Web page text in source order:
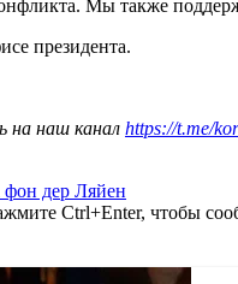
Мы также
президента.
на наш канал https://t.me/
фон дер Ляйен
Ctrl+Enter, чтобы